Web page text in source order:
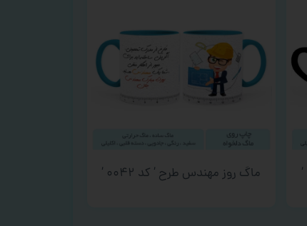
ماگ روز مهندس طرح ‘ کد ۰۰۴۲ ‘